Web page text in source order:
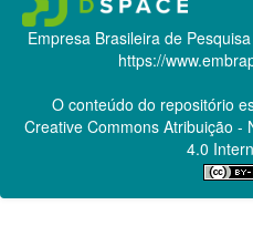
Empresa Brasileira de
https://
O conteúdo do repositório
Creative CommonsAtribuição -
4.0